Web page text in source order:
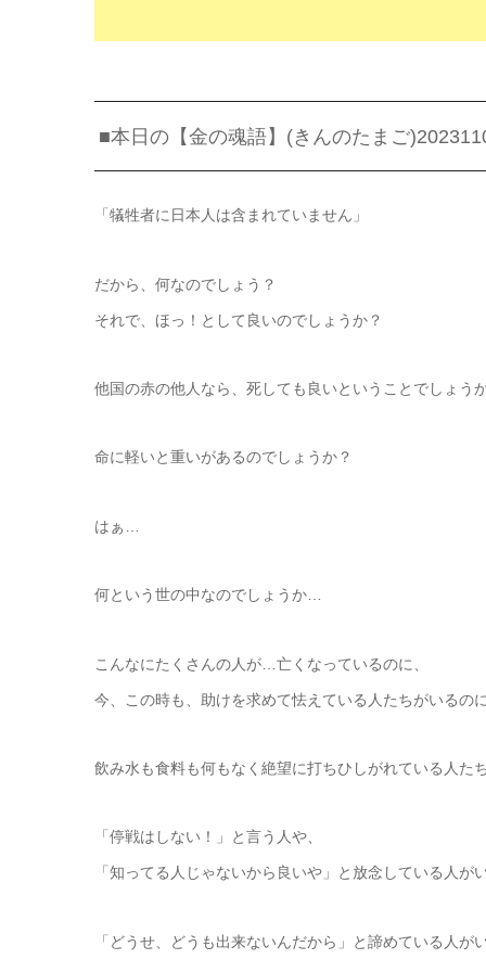
■本日の【金の魂語】(きんのたまご
「犠牲者に日本人は含まれていません」
だから、何なのでしょう？
それで、ほっ！として良いのでしょうか？
他国の赤の他人なら、死しても良いということでしょう
命に軽いと重いがあるのでしょうか？
はぁ…
何という世の中なのでしょうか…
こんなにたくさんの人が…亡くなっているのに、
今、この時も、助けを求めて怯えている人たちがいるのに
飲み水も食料も何もなく絶望に打ちひしがれている人た
「停戦はしない！」と言う人や、
「知ってる人じゃないから良いや」と放念している人がい
「どうせ、どうも出来ないんだから」と諦めている人がい